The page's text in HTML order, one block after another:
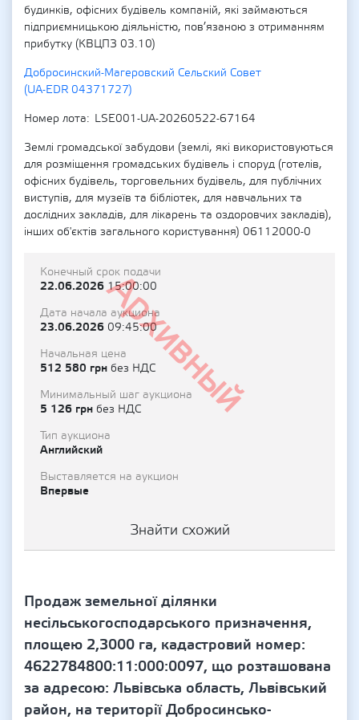
будинків, офісних будівель компаній, які займаються
підприємницькою діяльністю, пов’язаною з отриманням
прибутку (КВЦПЗ 03.10)
Добросинский-Магеровский Сельский Совет
(UA-EDR 04371727)
Номер лота
LSE001-UA-20260522-67164
Землі громадської забудови (землі, які використовуються
для розміщення громадських будівель і споруд (готелів,
офісних будівель, торговельних будівель, для публічних
виступів, для музеїв та бібліотек, для навчальних та
дослідних закладів, для лікарень та оздоровчих закладів),
інших об'єктів загального користування) 06112000-0
Архивный
Конечный срок подачи
22.06.202615:00:00
Дата начала аукциона
23.06.2026 09:45:00
Начальная цена
512 580 грн без НДС
Минимальный шаг аукциона
5 126 грн без НДС
Тип аукциона
Английский
Выставляется на аукцион
Впервые
Знайти схожий
Продаж земельної ділянки
несільськогосподарського призначення,
площею 2,3000 га, кадастровий номер:
4622784800:11:000:0097, що розташована
за адресою: Львівська область, Львівський
район, на території Добросинсько-